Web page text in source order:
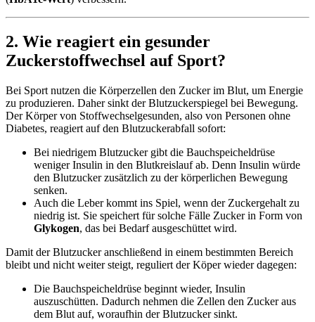
2. Wie reagiert ein gesunder
Zuckerstoffwechsel auf Sport?
Bei Sport nutzen die Körperzellen den Zucker im Blut, um Energie
zu produzieren. Daher sinkt der Blutzuckerspiegel bei Bewegung.
Der Körper von Stoffwechselgesunden, also von Personen ohne
Diabetes, reagiert auf den Blutzuckerabfall sofort:
Bei niedrigem Blutzucker gibt die Bauchspeicheldrüse
weniger Insulin in den Blutkreislauf ab. Denn Insulin würde
den Blutzucker zusätzlich zu der körperlichen Bewegung
senken.
Auch die Leber kommt ins Spiel, wenn der Zuckergehalt zu
niedrig ist. Sie speichert für solche Fälle Zucker in Form von
Glykogen, das bei Bedarf ausgeschüttet wird.
Damit der Blutzucker anschließend in einem bestimmten Bereich
bleibt und nicht weiter steigt, reguliert der Köper wieder dagegen:
Die Bauchspeicheldrüse beginnt wieder, Insulin
auszuschütten. Dadurch nehmen die Zellen den Zucker aus
dem Blut auf, woraufhin der Blutzucker sinkt.